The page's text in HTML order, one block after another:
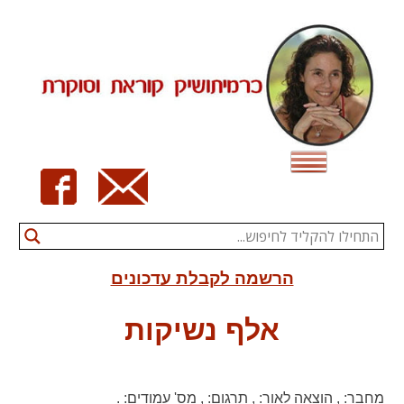
content
הרשמה לקבלת עדכונים
אלף נשיקות
מחבר: , הוצאה לאור: , תרגום: , מס' עמודים: .